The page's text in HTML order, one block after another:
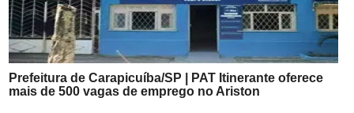
Prefeitura de Carapicuíba/SP | PAT Itinerante oferece
mais de 500 vagas de emprego no Ariston